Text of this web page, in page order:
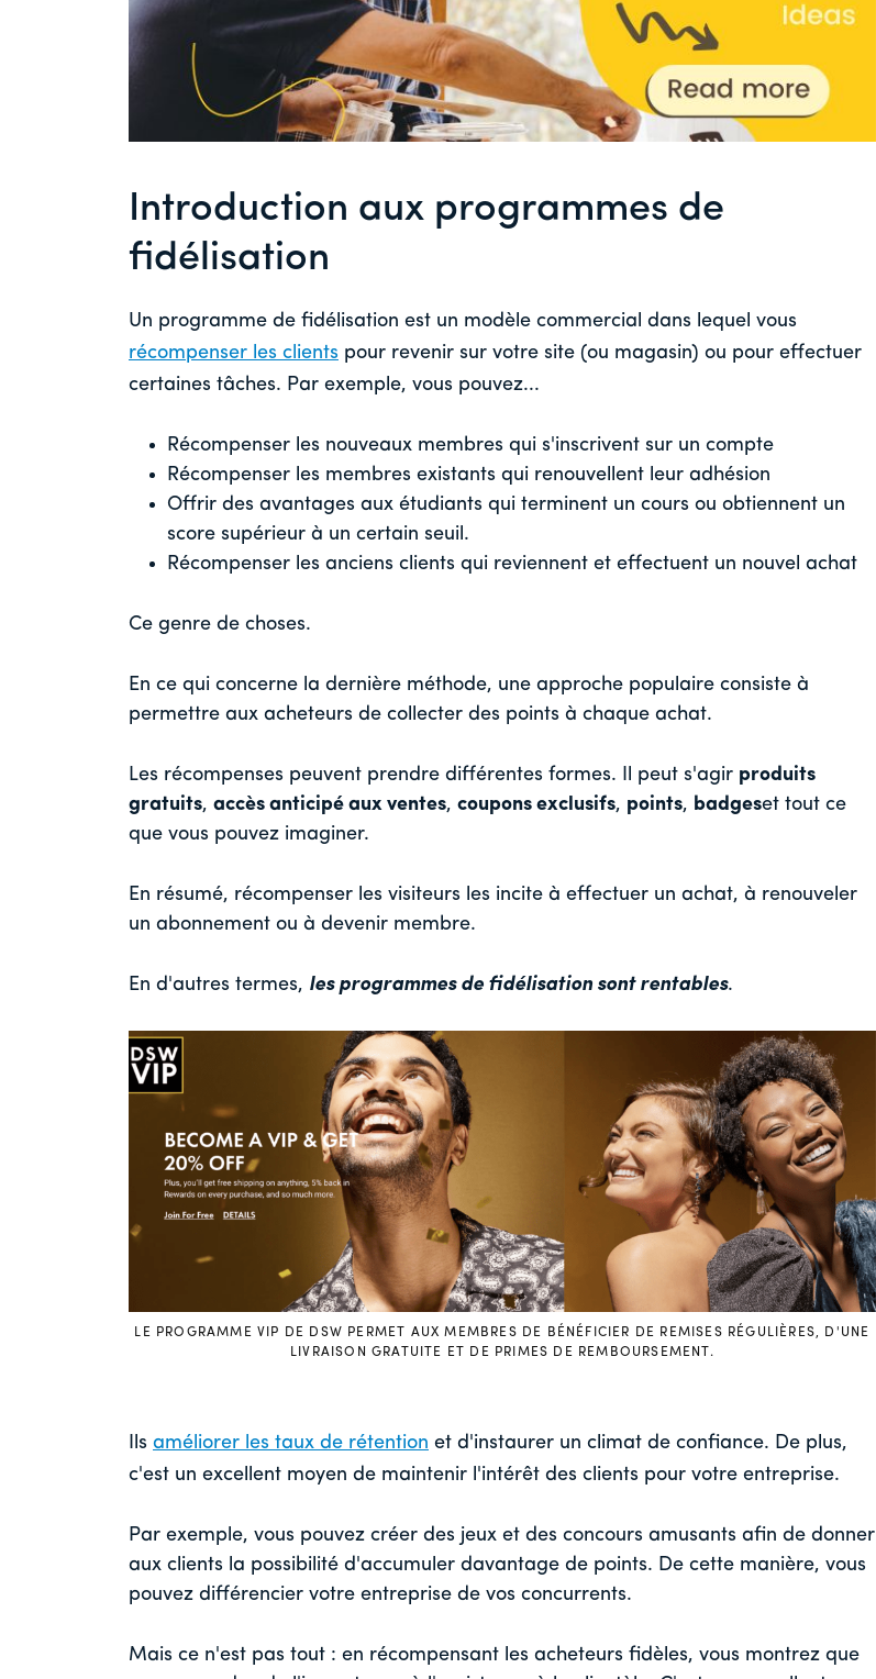
Introduction aux programmes de
fidélisation
Un programme de fidélisation est un modèle commercial dans lequel vous
récompenser les clients pour revenir sur votre site (ou magasin) ou pour effectuer
certaines tâches. Par exemple, vous pouvez...
Récompenser les nouveaux membres qui s'inscrivent sur un compte
Récompenser les membres existants qui renouvellent leur adhésion
Offrir des avantages aux étudiants qui terminent un cours ou obtiennent un
score supérieur à un certain seuil.
Récompenser les anciens clients qui reviennent et effectuent un nouvel achat
Ce genre de choses.
En ce qui concerne la dernière méthode, une approche populaire consiste à
permettre aux acheteurs de collecter des points à chaque achat.
Les récompenses peuvent prendre différentes formes. Il peut s'agir produits
gratuits, accès anticipé aux ventes, coupons exclusifs, points, badgeset tout ce
que vous pouvez imaginer.
En résumé, récompenser les visiteurs les incite à effectuer un achat, à renouveler
un abonnement ou à devenir membre.
En d'autres termes, les programmes de fidélisation sont rentables.
LE PROGRAMME VIP DE DSW PERMET AUX MEMBRES DE BÉNÉFICIER DE REMISES RÉGULIÈRES, D'UNE
LIVRAISON GRATUITE ET DE PRIMES DE REMBOURSEMENT.
Ils améliorer les taux de rétention et d'instaurer un climat de confiance. De plus,
c'est un excellent moyen de maintenir l'intérêt des clients pour votre entreprise.
Par exemple, vous pouvez créer des jeux et des concours amusants afin de donner
aux clients la possibilité d'accumuler davantage de points. De cette manière, vous
pouvez différencier votre entreprise de vos concurrents.
Mais ce n'est pas tout : en récompensant les acheteurs fidèles, vous montrez que